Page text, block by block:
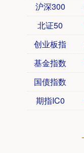
沪深300
北证50
创业板指
基金指数
国债指数
期指IC0